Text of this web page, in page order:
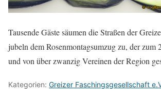
Tausende Gäste säumen die Straßen der
jubeln dem Rosenmontagsumzug zu, der zum
und von über zwanzig Vereinen der Region
Kategorien: Greizer Faschingsgesellschaft